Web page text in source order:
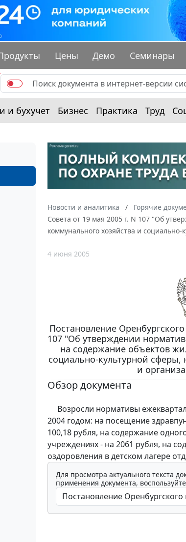
Цены Демо Семинары
и бухучет Бизнес Практика Труд
Новости и аналитика Горячие
Совета от 19 мая 2005 г. N 107 "Об
коммунального хозяйства и
4 июня 2005
Постановление
107 "Об утверждении
на содержание объектов
социально-культурной
и
Обзор документа
Возросли нормативы
2004 годом: на посещение
100,18 рубля, на содержание
учреждениях - на 2061 рубля, на
оздоровления в детском лагере
Для просмотра актуального текста
применения документа,